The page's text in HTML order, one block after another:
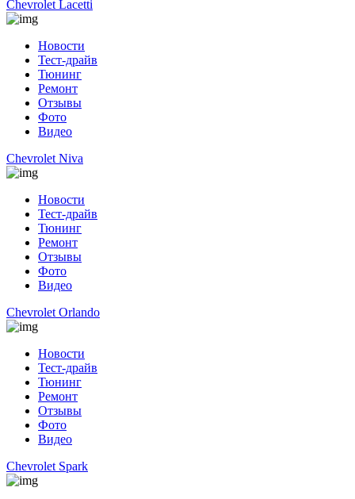
Chevrolet Lacetti
Новости
Тест-драйв
Тюнинг
Ремонт
Отзывы
Фото
Видео
Chevrolet Niva
Новости
Тест-драйв
Тюнинг
Ремонт
Отзывы
Фото
Видео
Chevrolet Orlando
Новости
Тест-драйв
Тюнинг
Ремонт
Отзывы
Фото
Видео
Chevrolet Spark